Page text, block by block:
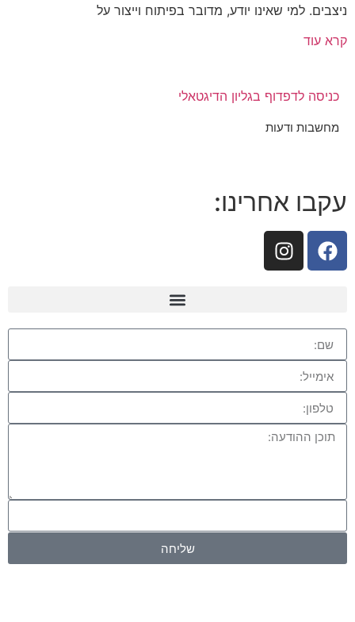
ניצבים. למי שאינו יודע, מדובר בפיתוח וייצור על
קרא עוד
כניסה לדפדוף בגליון הדיגטאלי
מחשבות ודעות
עקבו אחרינו:
שליחה